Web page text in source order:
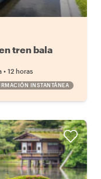
tren bala
• 12 horas
INSTANTÁNEA